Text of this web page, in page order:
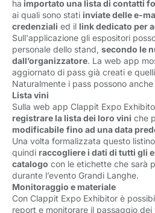
ha importato una lista di contatti
ai quali sono stati inviate delle e-
credenziali ed il link dedicato per
Sull'applicazione gli espositori
personale dello stand, secondo le
dall’organizzatore. La web app
aggiornato di pass già creati e
Naturalmente i pass possono
Lista vini
Sulla web app Clappit Expo
registrare la lista dei loro vini che
modificabile fino ad una data
Una volta formalizzata questo
quindi raccogliere i dati di tutti gli
catalogo con le etichette che sarà
durante l’evento Grandi Langhe.
Monitoraggio e materiale
Con Clappit Expo Exhibitor è
report e monitorare il passaggio